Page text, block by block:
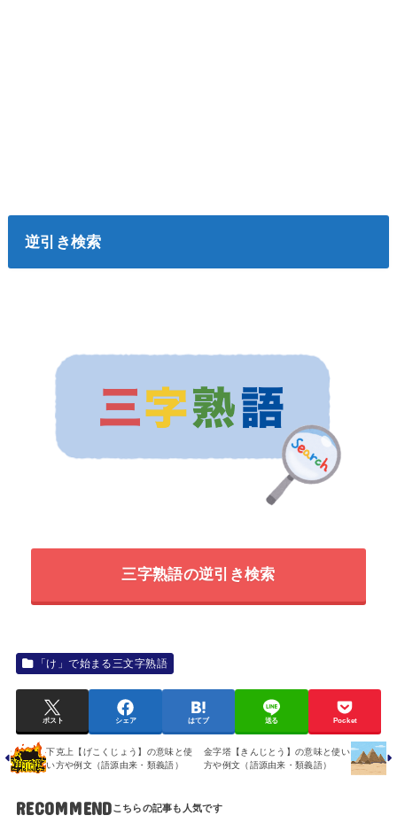
逆引き検索
三字熟語の逆引き検索
「け」で始まる三文字熟語
ポスト シェア はてブ 送る Pocket
下克上【げこくじょう】の意味と使
い方や例文（語源由来・類義語）
金字塔【きんじとう】の意味と使い
方や例文（語源由来・類義語）
RECOMMEND